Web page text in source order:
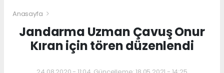
Anasayfa
Jandarma Uzman Çavuş Onur
Kıran için tören düzenlendi